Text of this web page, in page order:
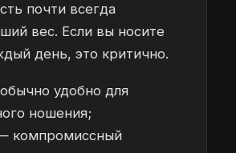
почти всегда
вес. Если вы носите
день, это критично.
удобно для
ношения;
компромиссный